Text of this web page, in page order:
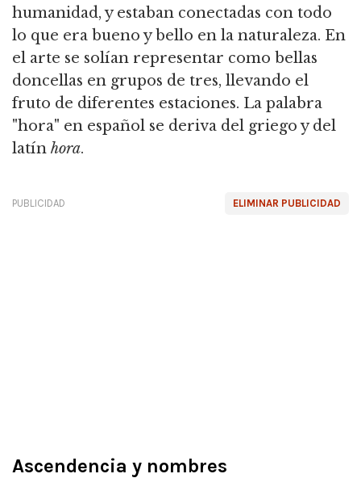
humanidad, y estaban conectadas con todo
lo que era bueno y bello en la naturaleza. En
el arte se solían representar como bellas
doncellas en grupos de tres, llevando el
fruto de diferentes estaciones. La palabra
"hora" en español se deriva del griego y del
latín hora.
ELIMINAR PUBLICIDAD
PUBLICIDAD
Ascendencia y nombres